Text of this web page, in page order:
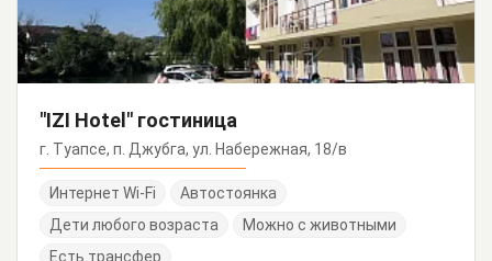
"IZI Hotel" гостиница
г. Туапсе, п. Джубга, ул. Набережная, 18/в
Интернет Wi-Fi
Автостоянка
Дети любого возраста
Можно с животными
Есть трансфер